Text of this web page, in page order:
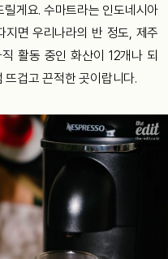
게요. 수마트라는 인도네시아
지면 우리나라의 반 정도, 제주
활동 중인 화산이 12개나 되
겁고 끈적한 곳이랍니다.